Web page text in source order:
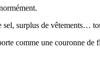
surplus de vêtements…
comme une couronne de